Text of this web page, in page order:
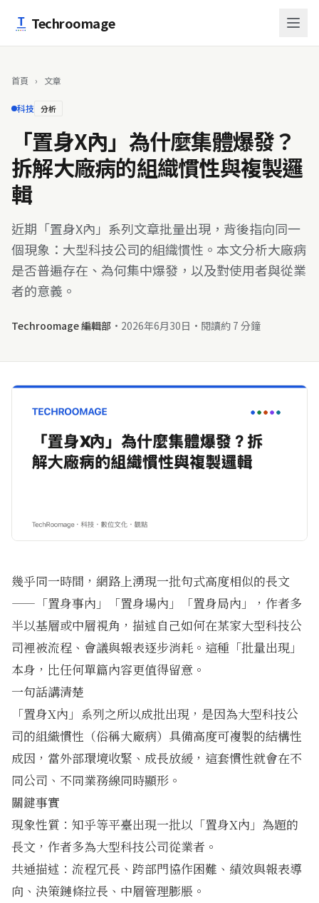
Techroomage
首頁 › 文章
科技 分析
「置身X內」為什麼集體爆發？
拆解大廠病的組織慣性與複製邏
輯
近期「置身X內」系列文章批量出現，背後指向同一
個現象：大型科技公司的組織慣性。本文分析大廠病
是否普遍存在、為何集中爆發，以及對使用者與從業
者的意義。
Techroomage 編輯部 · 2026年6月30日 · 閱讀約 7 分鐘
幾乎同一時間，網路上湧現一批句式高度相似的長文
——「置身事內」「置身場內」「置身局內」，作者多
半以基層或中層視角，描述自己如何在某家大型科技公
司裡被流程、會議與報表逐步消耗。這種「批量出現」
本身，比任何單篇內容更值得留意。
一句話講清楚
「置身X內」系列之所以成批出現，是因為大型科技公
司的組織慣性（俗稱大廠病）具備高度可複製的結構性
成因，當外部環境收緊、成長放緩，這套慣性就會在不
同公司、不同業務線同時顯形。
關鍵事實
現象性質：知乎等平臺出現一批以「置身X內」為題的
長文，作者多為大型科技公司從業者。
共通描述：流程冗長、跨部門協作困難、績效與報表導
向、決策鏈條拉長、中層管理膨脹。